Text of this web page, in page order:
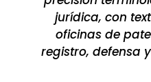
jurídica, con
oficinas de
registro, defensa